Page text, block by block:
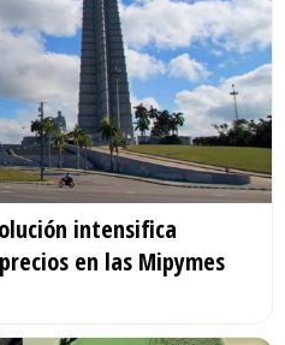
intensifica
en las Mipymes